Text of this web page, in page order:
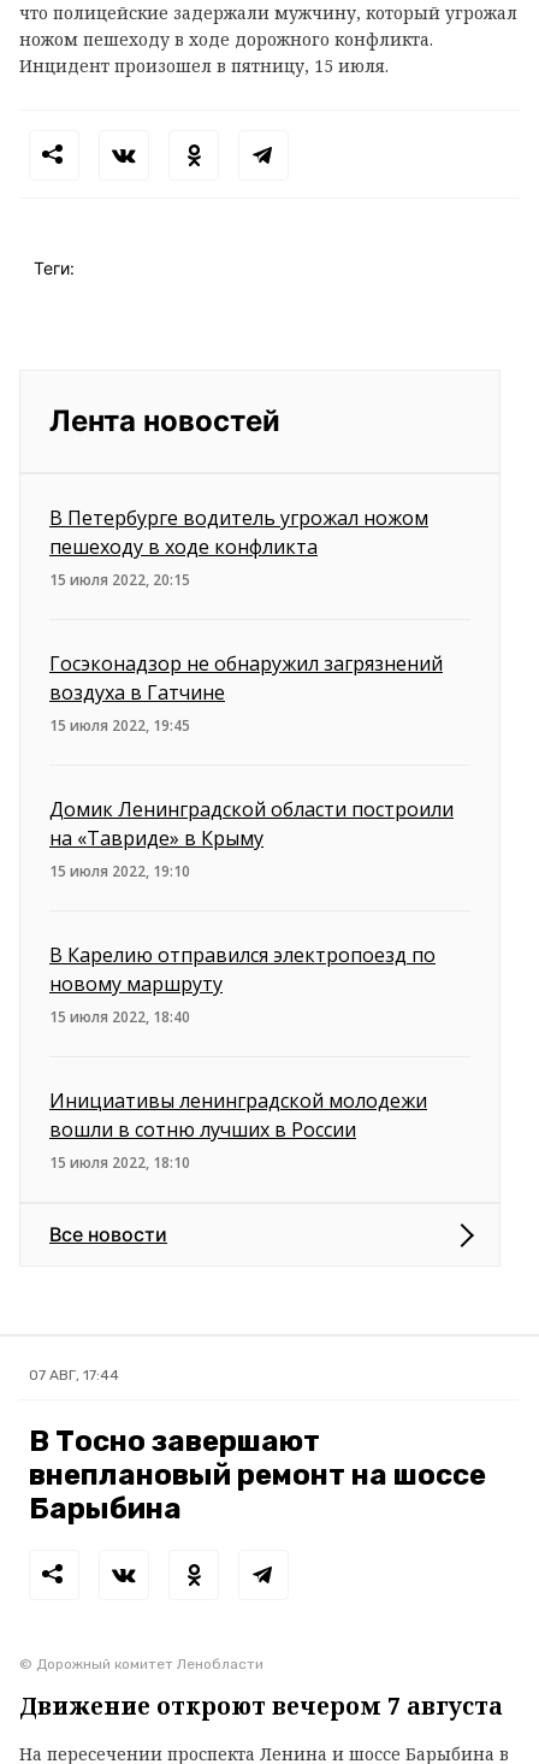
что полицейские задержали мужчину, который угрожал
ножом пешеходу в ходе дорожного конфликта.
Инцидент произошел в пятницу, 15 июля.
Теги:
Лента новостей
В Петербурге водитель угрожал ножом
пешеходу в ходе конфликта
15 июля 2022, 20:15
Госэконадзор не обнаружил загрязнений
воздуха в Гатчине
15 июля 2022, 19:45
Домик Ленинградской области построили
на «Тавриде» в Крыму
15 июля 2022, 19:10
В Карелию отправился электропоезд по
новому маршруту
15 июля 2022, 18:40
Инициативы ленинградской молодежи
вошли в сотню лучших в России
15 июля 2022, 18:10
Все новости
07 АВГ, 17:44
В Тосно завершают
внеплановый ремонт на шоссе
Барыбина
© Дорожный комитет Ленобласти
Движение откроют вечером 7 августа
На пересечении проспекта Ленина и шоссе Барыбина в